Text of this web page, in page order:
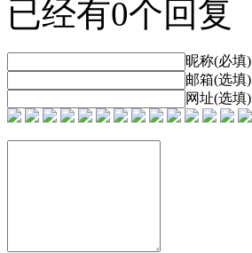
已经有0个回复
昵称(必填)
邮箱(选填)
网址(选填)